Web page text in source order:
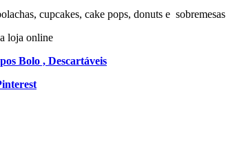
cupcakes, cake pops, donuts e sobremesas
loja online
Bolo , Descartáveis